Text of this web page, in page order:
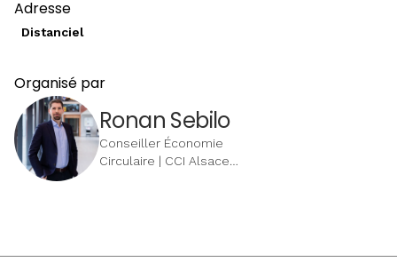
Adresse
Distanciel
Organisé par
Ronan Sebilo
Conseiller Économie
Circulaire | CCI Alsace